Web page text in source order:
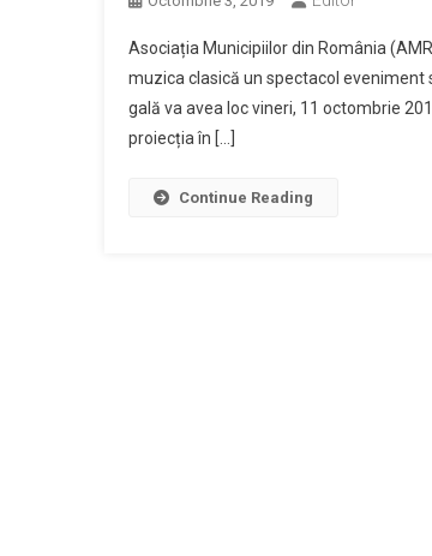
Asociația Municipiilor din România
muzica clasică un spectacol eveniment
gală va avea loc vineri, 11 octombrie
proiecția în […]
Continue Reading